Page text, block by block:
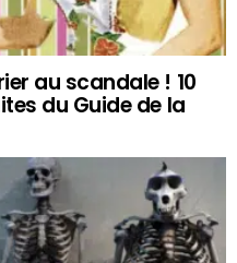
au scandale ! 10
du Guide de la